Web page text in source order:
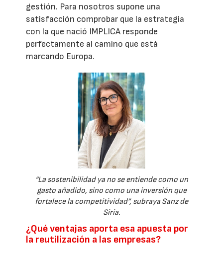
gestión. Para nosotros supone una
satisfacción comprobar que la estrategia
con la que nació IMPLICA responde
perfectamente al camino que está
marcando Europa.
“La sostenibilidad ya no se entiende como un
gasto añadido, sino como una inversión que
fortalece la competitividad”, subraya Sanz de
Siria.
¿Qué ventajas aporta esa apuesta por
la reutilización a las empresas?